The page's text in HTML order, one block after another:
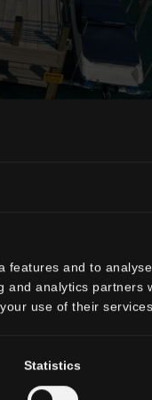
features and to
analytics partners
use of their
Statistics